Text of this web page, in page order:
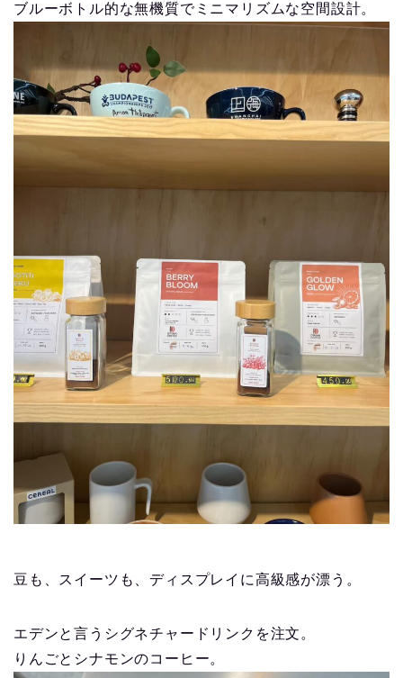
ブルーボトル的な無機質でミニマリズムな空間設計。
豆も、スイーツも、ディスプレイに高級感が漂う。
エデンと言うシグネチャードリンクを注文。
りんごとシナモンのコーヒー。